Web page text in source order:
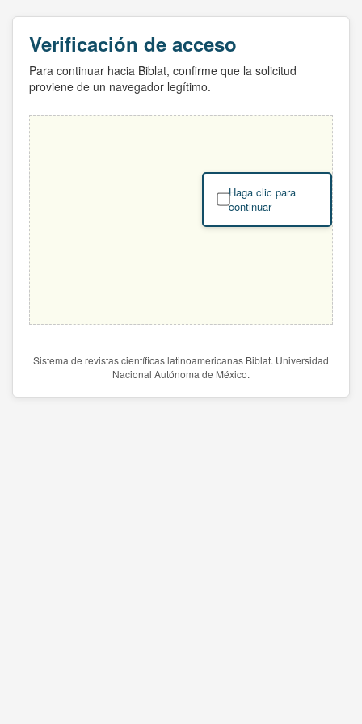
Verificación de acceso
Para continuar hacia Biblat, confirme que la solicitud
proviene de un navegador legítimo.
Haga clic para
continuar
Sistema de revistas científicas latinoamericanas Biblat. Universidad
Nacional Autónoma de México.